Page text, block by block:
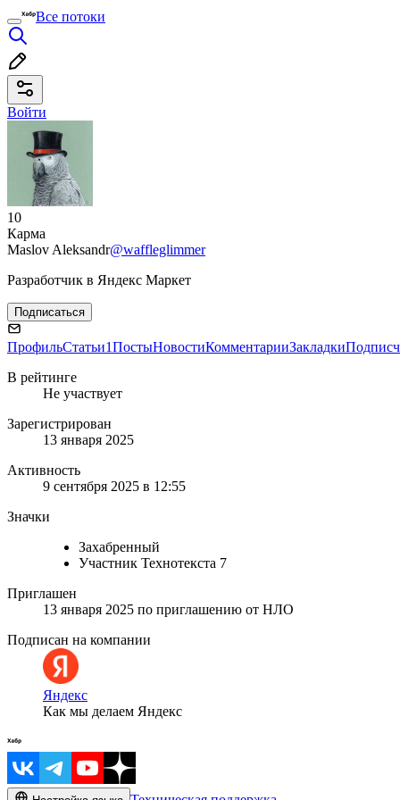
Все потоки
Войти
10
Карма
Maslov Aleksandr@waffleglimmer
Разработчик в Яндекс Маркет
Подписаться
ПрофильСтатьи1ПостыНовостиКомментарииЗакладки
В рейтинге
Не участвует
Зарегистрирован
13 января 2025
Активность
9 сентября 2025 в 12:55
Значки
Захабренный
Участник Технотекста 7
Приглашен
13 января 2025 по приглашению от НЛО
Подписан на компании
Яндекс
Как мы делаем Яндекс